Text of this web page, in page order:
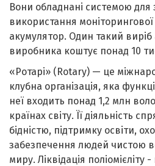
Вони обладнані системою для
використання
акумулятор. Один такий
виробника коштує понад 10
«Ротарі» (Rotary) — це
клубна організація, яка
неї входить понад 1,2 млн
країнах світу. Її діяльність
бідністю, підтримку освіти,
забезпечення людей чистою
миру. Ліквідація